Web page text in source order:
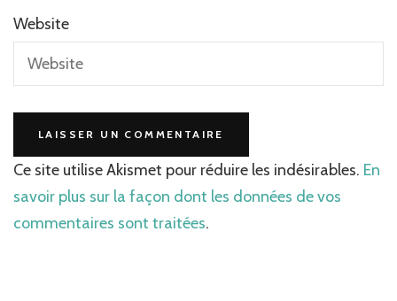
Website
Ce site utilise Akismet pour réduire les indésirables. En
savoir plus sur la façon dont les données de vos
commentaires sont traitées.